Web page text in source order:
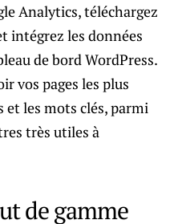
Analytics, téléchargez
intégrez les données
de bord WordPress.
vos pages les plus
les mots clés, parmi
très utiles à
de gamme